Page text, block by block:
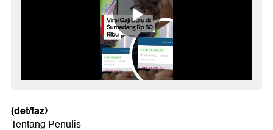
(det/faz)